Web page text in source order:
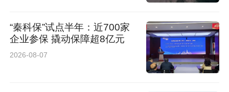
“秦科保”试点半年：近700家
企业参保 撬动保障超8亿元
2026-08-07